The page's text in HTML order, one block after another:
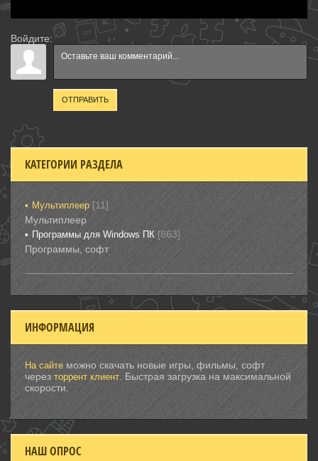
Войдите:
ОТПРАВИТЬ
КАТЕГОРИИ РАЗДЕЛА
Мультиплеер [11]
Мультиплеер
Программы для Windows ПК [863]
Программы, софт
ИНФОРМАЦИЯ
На сайте можно скачать новые игры, фильмы, софт
через торрент клиент . Быстрая загрузка на максимальной
скорости.
НАШ ОПРОС